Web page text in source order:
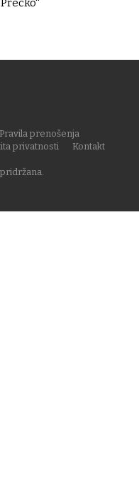
Pravila prenošenja
privatnosti
Kontakt